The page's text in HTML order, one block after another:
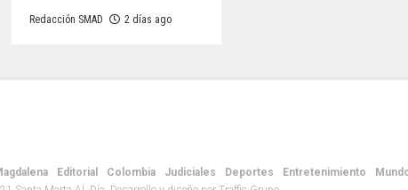
Redacción SMAD 2 días ago
Editorial Colombia Judiciales Deportes Entretenimiento